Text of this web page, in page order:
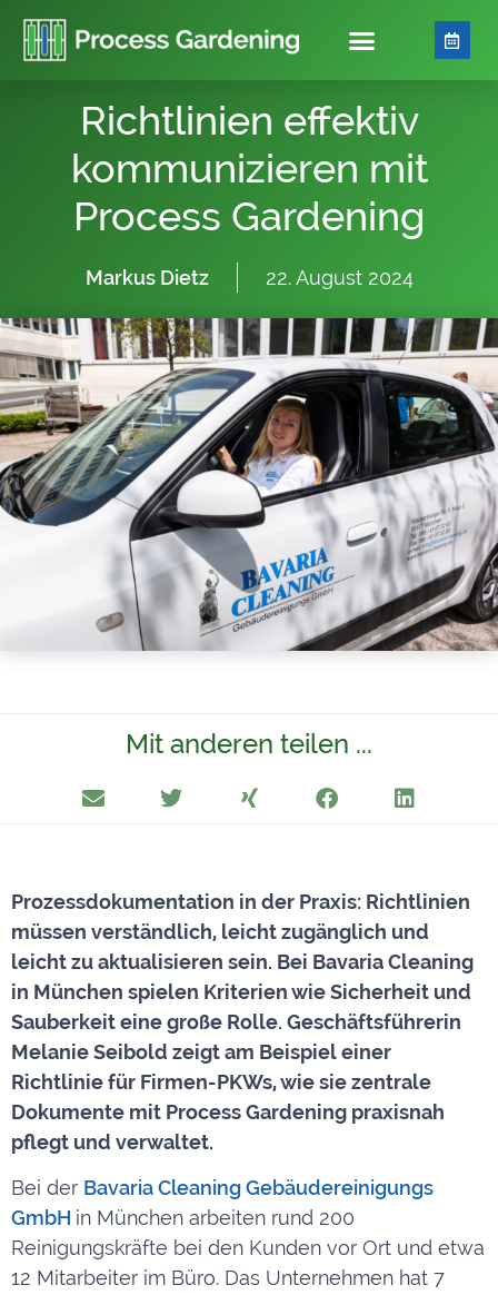
Richtlinien effektiv
kommunizieren mit
Process Gardening
Markus Dietz 22. August 2024
Mit anderen teilen ...
Prozessdokumentation in der Praxis: Richtlinien
müssen verständlich, leicht zugänglich und
leicht zu aktualisieren sein. Bei Bavaria Cleaning
in München spielen Kriterien wie Sicherheit und
Sauberkeit eine große Rolle. Geschäftsführerin
Melanie Seibold zeigt am Beispiel einer
Richtlinie für Firmen-PKWs, wie sie zentrale
Dokumente mit Process Gardening praxisnah
pflegt und verwaltet.
Bei der Bavaria Cleaning Gebäudereinigungs
GmbH in München arbeiten rund 200
Reinigungskräfte bei den Kunden vor Ort und etwa
12 Mitarbeiter im Büro. Das Unternehmen hat 7